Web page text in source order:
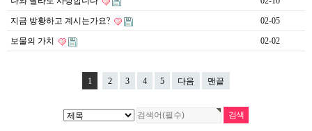
지금 방황하고 계시는가요? 02-05
보물의 가치 02-02
1 2 3 4 5 다음 맨끝